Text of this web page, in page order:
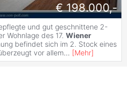
€ 198.000,-
und gut geschnittene 2-
Wohnlage des 17. Wiener
befindet sich im 2. Stock eines
vor allem... [Mehr]